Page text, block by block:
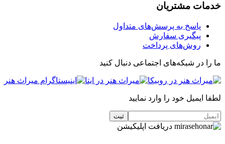
خدمات مشتریان
پاسخ به پرسش‌های متداول
پیگیری سفارش
روش‌های پرداخت
ما را در شبکه‌های اجتماعی دنبال کنید
لطفا ایمیل خود را وارد نمایید
دریافت اپلیکیشن